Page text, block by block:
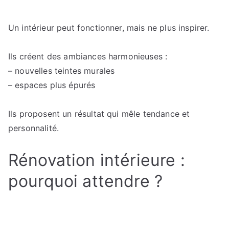
Un intérieur peut fonctionner, mais ne plus inspirer.
Ils créent des ambiances harmonieuses :
– nouvelles teintes murales
– espaces plus épurés
Ils proposent un résultat qui mêle tendance et
personnalité.
Rénovation intérieure :
pourquoi attendre ?